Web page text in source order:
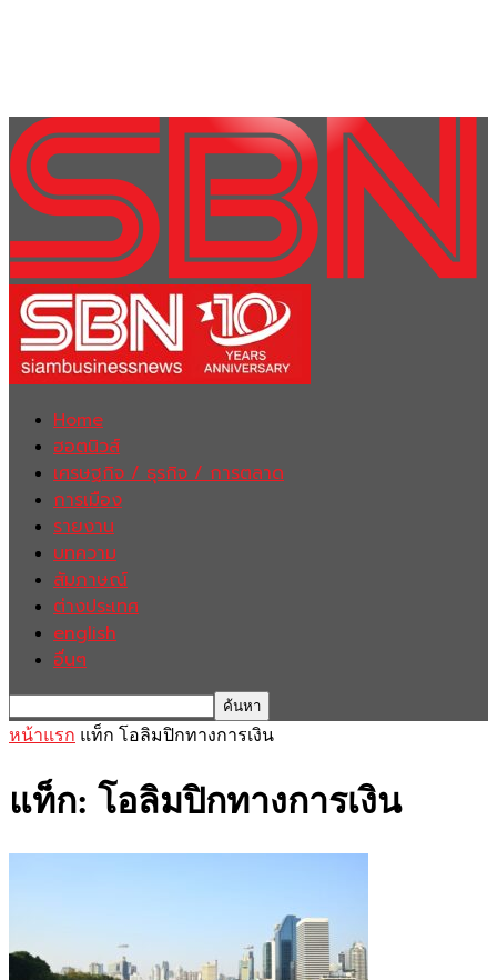
Home
ฮอตนิวส์
เศรษฐกิจ / ธุรกิจ / การตลาด
การเมือง
รายงาน
บทความ
สัมภาษณ์
ต่างประเทศ
english
อื่นๆ
หน้าแรก แท็ก โอลิมปิกทางการเงิน
แท็ก: โอลิมปิกทางการเงิน